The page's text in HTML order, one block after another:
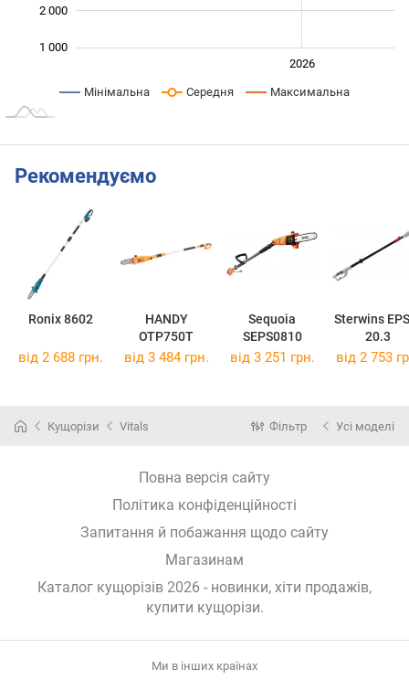
1 000
2 000
2026
Мінімальна Середня Максимальна
Рекомендуємо
Ronix 8602
HANDY
OTP750T
Sequoia
SEPS0810
Sterwins
20.3
від 2 688 грн. від 3 484 грн. від 3 251 грн. від 2 753
Кущорізи Vitals Фільтр Усі моделі
Повна версія сайту
Політика конфіденційності
Запитання й побажання щодо сайту
Магазинам
Каталог кущорізів 2026 - новинки, хіти продажів,
купити кущорізи.
Ми в інших країнах